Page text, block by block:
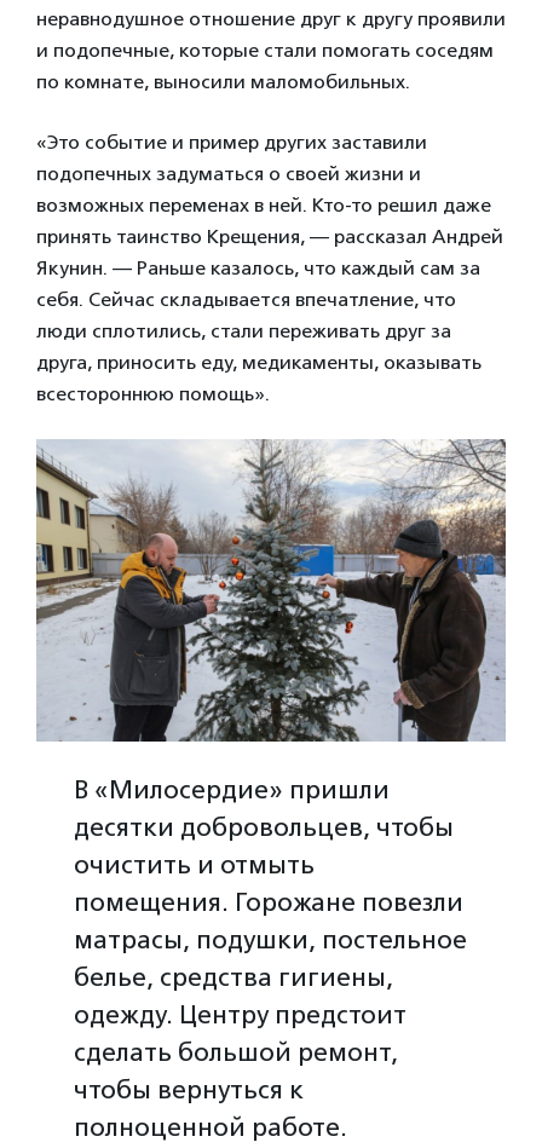
неравнодушное отношение друг к другу проявили
и подопечные, которые стали помогать соседям
по комнате, выносили маломобильных.
«Это событие и пример других заставили
подопечных задуматься о своей жизни и
возможных переменах в ней. Кто-то решил даже
принять таинство Крещения, — рассказал Андрей
Якунин. — Раньше казалось, что каждый сам за
себя. Сейчас складывается впечатление, что
люди сплотились, стали переживать друг за
друга, приносить еду, медикаменты, оказывать
всестороннюю помощь».
В «Милосердие» пришли
десятки добровольцев, чтобы
очистить и отмыть
помещения. Горожане повезли
матрасы, подушки, постельное
белье, средства гигиены,
одежду. Центру предстоит
сделать большой ремонт,
чтобы вернуться к
полноценной работе.